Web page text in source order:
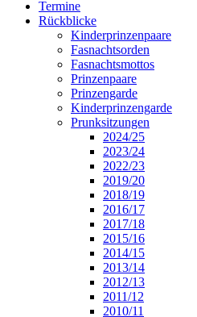
Termine
Rückblicke
Kinderprinzenpaare
Fasnachtsorden
Fasnachtsmottos
Prinzenpaare
Prinzengarde
Kinderprinzengarde
Prunksitzungen
2024/25
2023/24
2022/23
2019/20
2018/19
2016/17
2017/18
2015/16
2014/15
2013/14
2012/13
2011/12
2010/11